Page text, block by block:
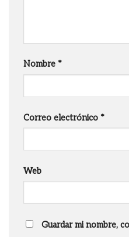
Nombre *
Correo electrónico *
Web
Guardar mi nombre,